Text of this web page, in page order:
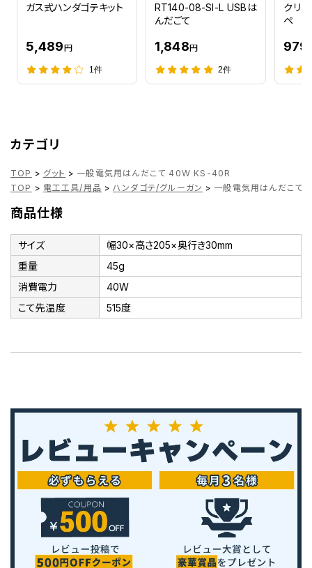
ガス式ハンダゴテキット
5,489円
1件
RT140-08-SI-L USBは
んだごて
1,848円
2件
クリ
ペ
979
カテゴリ
TOP > グット > 一般電気用はんだこて 40W KS-40R
TOP > 電工工具/用品 > ハンダゴテ/グルーガン > 一般電気用はんだこ
商品仕様
サイズ
幅30×高さ205×奥行き30mm
重量
45g
消費電力
40W
こて先温度
515度